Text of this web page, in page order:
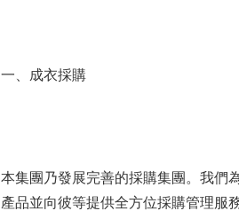
一、 成衣採購
本集團乃發展完善的採購集團。我們
產品並向彼等提供全方位採購管理服